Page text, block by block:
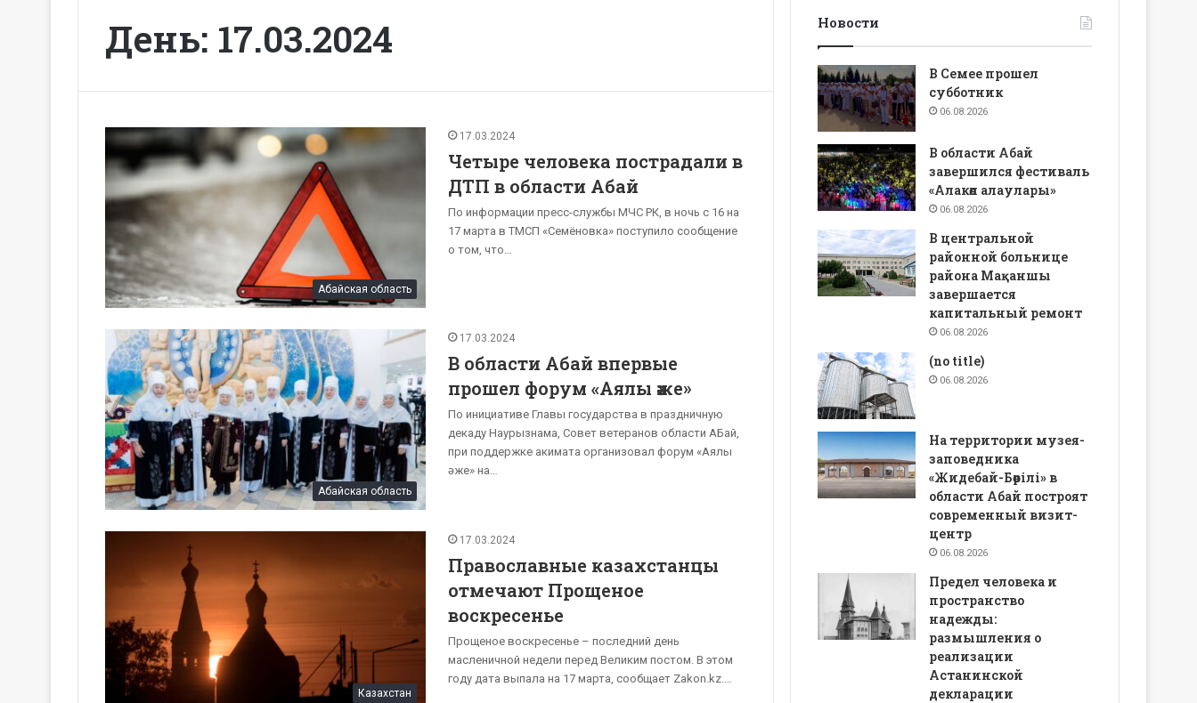
День: 17.03.2024
Абайская область
17.03.2024
Четыре человека пострадали в
ДТП в области Абай
По информации пресс-службы МЧС РК, в ночь с 16 на
17 марта в ТМСП «Семёновка» поступило сообщение
о том, что…
Абайская область
17.03.2024
В области Абай впервые
прошел форум «Аялы әже»
По инициативе Главы государства в праздничную
декаду Наурызнама, Совет ветеранов области АБай,
при поддержке акимата организовал форум «Аялы
әже» на…
Казахстан
17.03.2024
Православные казахстанцы
отмечают Прощеное
воскресенье
Прощеное воскресенье – последний день
масленичной недели перед Великим постом. В этом
году дата выпала на 17 марта, сообщает Zakon.kz.…
Новости
В Семее прошел
субботник
06.08.2026
В области Абай
завершился фестиваль
«Алакөл алаулары»
06.08.2026
В центральной
районной больнице
района Мақаншы
завершается
капитальный ремонт
06.08.2026
(no title)
06.08.2026
На территории музея-
заповедника
«Жидебай-Бөрілі» в
области Абай построят
современный визит-
центр
06.08.2026
Предел человека и
пространство
надежды:
размышления о
реализации
Астанинской
декларации